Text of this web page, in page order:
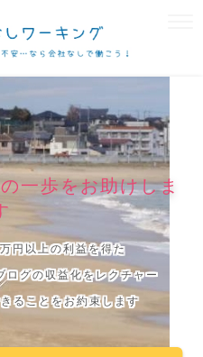
一歩をお助けしま
円以上の利益を得た
ログの収益化をレクチャー
ることをお約束します